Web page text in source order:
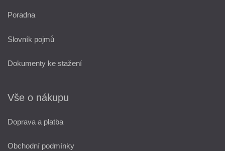
Poradna
Slovník pojmů
Dokumenty ke stažení
Vše o nákupu
Doprava a platba
Obchodní podmínky